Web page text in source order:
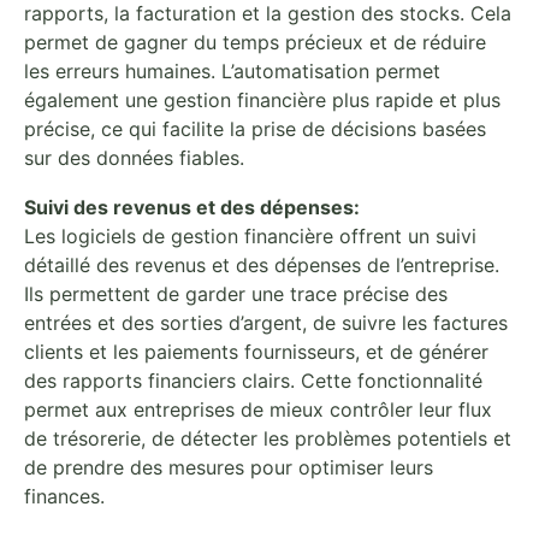
rapports, la facturation et la gestion des stocks. Cela
permet de gagner du temps précieux et de réduire
les erreurs humaines. L’automatisation permet
également une gestion financière plus rapide et plus
précise, ce qui facilite la prise de décisions basées
sur des données fiables.
Suivi des revenus et des dépenses:
Les logiciels de gestion financière offrent un suivi
détaillé des revenus et des dépenses de l’entreprise.
Ils permettent de garder une trace précise des
entrées et des sorties d’argent, de suivre les factures
clients et les paiements fournisseurs, et de générer
des rapports financiers clairs. Cette fonctionnalité
permet aux entreprises de mieux contrôler leur flux
de trésorerie, de détecter les problèmes potentiels et
de prendre des mesures pour optimiser leurs
finances.